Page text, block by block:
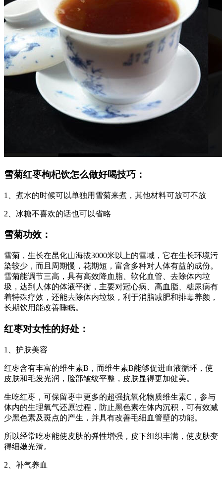
雪菊红枣枸杞饮怎么做好喝技巧：
1、煮水的时候可以单独用雪菊来煮，其他材料可放可不放
2、冰糖不喜欢的话也可以省略
雪菊功效：
雪菊，生长在昆化山海拔3000米以上的雪域，它在生长环境污
染较少，而且周期慢，花期短，富含多种对人体有益的成份。
雪菊能调节三高，具有高效降血脂、软化血管、去除体内垃
圾，达到人体的体液平衡，主要对冠心病、高血脂、糖尿病有
着特殊疗效，还能去除体内垃圾，利于消脂减肥和排毒养颜，
长期饮用能改善睡眠。
红枣对女性的好处：
1、护肤美容
红枣含有丰富的维生素B，而维生素B能够促进血液循环，使
皮肤和毛发光润，脸部皱纹平整，皮肤显得更加健美。
生吃红枣，可保留枣中更多的超强抗氧化物质维生素C，参与
体内的生理氧气还原过程，防止黑色素在体内沉积，可有效减
少黑色素及斑点的产生，并具有改善毛细血管壁的功能。
所以经常吃枣能使皮肤的弹性增强，皮下组织丰满，使皮肤变
得细嫩光滑。
2、补气养血